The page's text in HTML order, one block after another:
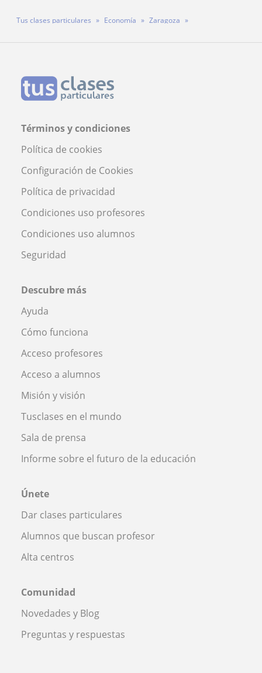
Tus clases particulares Economía
Zaragoza
Términos y condiciones
Política de cookies
Configuración de Cookies
Política de privacidad
Condiciones uso profesores
Condiciones uso alumnos
Seguridad
Descubre más
Ayuda
Cómo funciona
Acceso profesores
Acceso a alumnos
Misión y visión
Tusclases en el mundo
Sala de prensa
Informe sobre el futuro de la educación
Únete
Dar clases particulares
Alumnos que buscan profesor
Alta centros
Comunidad
Novedades y Blog
Preguntas y respuestas